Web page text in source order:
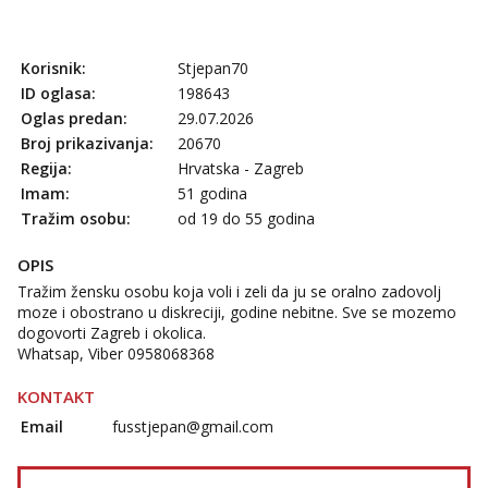
Obavijesti me kada se oslobodi
Razgovaram :)
Tel:
tel:0,93€ - mob:1,12€ min
Obavijesti me kada se oslobodi
Tel:064/677-677- Kod: #74
tel:0,93€ - mob:1,12€ min
Obavijesti me kada se oslobodi
Tel: 064/677-677
- Kod: #87
tel:0,93€ - mob:1,12€ min
Korisnik:
Stjepan70
ID oglasa:
198643
Oglas predan:
29.07.2026
Broj prikazivanja:
20670
Regija:
Hrvatska - Zagreb
Imam:
51 godina
Tražim osobu:
od 19 do 55 godina
OPIS
Tražim žensku osobu koja voli i zeli da ju se oralno zadovolj
moze i obostrano u diskreciji, godine nebitne. Sve se mozemo
dogovorti Zagreb i okolica.
Whatsap, Viber 0958068368
KONTAKT
Email fusstjepan@gmail.com